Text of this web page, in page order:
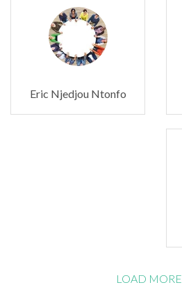
Eric Njedjou Ntonfo
LOAD MORE